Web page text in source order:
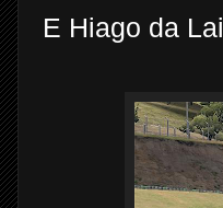
E Hiago da